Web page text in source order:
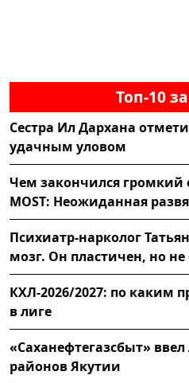
Топ-10
Сестра Ил Дархана
удачным уловом
Чем закончился громкий
MOST: Неожиданная
Психиатр-нарколог
мозг. Он пластичен, но не
КХЛ-2026/2027: по каким
в лиге
«Саханефтегазсбыт»
районов Якутии